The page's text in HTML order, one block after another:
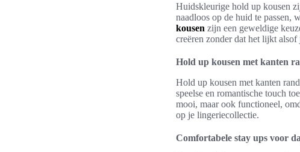
Huidskleurige hold up kousen
naadloos op de huid te passen,
kousen zijn een geweldige
creëren zonder dat het lijkt alsof
Hold up kousen met kanten
Hold up kousen met kanten
speelse en romantische touch
mooi, maar ook functioneel,
op je lingeriecollectie.
Comfortabele stay ups voor